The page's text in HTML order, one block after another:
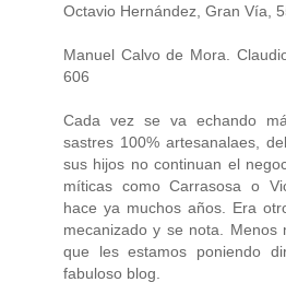
Octavio Hernández, Gran Vía,
Manuel Calvo de Mora.
606
Cada vez se va echando
sastres 100% artesanalaes,
sus hijos no continuan el
míticas como Carrasosa o
hace ya muchos años. Era
mecanizado y se nota.
que les estamos poniendo
fabuloso blog.